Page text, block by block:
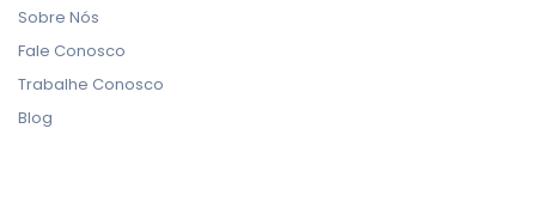
Sobre Nós
Fale Conosco
Trabalhe Conosco
Blog